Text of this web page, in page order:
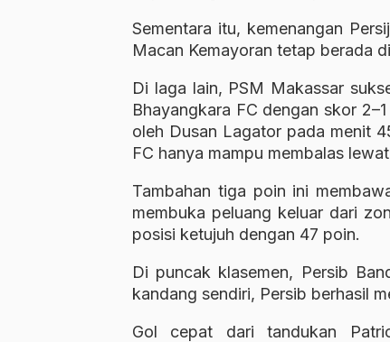
Sementara itu, kemenangan
Macan Kemayoran tetap berada
Di laga lain, PSM Makassar
Bhayangkara FC dengan skor
oleh Dusan Lagator pada menit
FC hanya mampu membalas
Tambahan tiga poin ini
membuka peluang keluar dari
posisi ketujuh dengan 47 poin.
Di puncak klasemen, Persib
kandang sendiri, Persib berhasil
Gol cepat dari tandukan